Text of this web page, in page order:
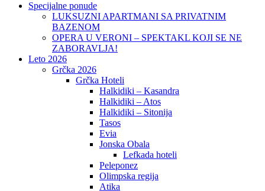
Specijalne ponude
LUKSUZNI APARTMANI SA PRIVATNIM
BAZENOM
OPERA U VERONI – SPEKTAKL KOJI SE NE
ZABORAVLJA!
Leto 2026
Grčka 2026
Grčka Hoteli
Halkidiki – Kasandra
Halkidiki – Atos
Halkidiki – Sitonija
Tasos
Evia
Jonska Obala
Lefkada hoteli
Peleponez
Olimpska regija
Atika